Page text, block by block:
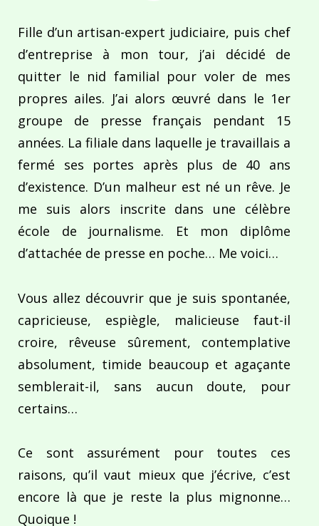
Fille d’un artisan-expert judiciaire, puis chef
d’entreprise à mon tour, j’ai décidé de
quitter le nid familial pour voler de mes
propres ailes. J’ai alors œuvré dans le 1er
groupe de presse français pendant 15
années. La filiale dans laquelle je travaillais a
fermé ses portes après plus de 40 ans
d’existence. D’un malheur est né un rêve. Je
me suis alors inscrite dans une célèbre
école de journalisme. Et mon diplôme
d’attachée de presse en poche… Me voici…
Vous allez découvrir que je suis spontanée,
capricieuse, espiègle, malicieuse faut-il
croire, rêveuse sûrement, contemplative
absolument, timide beaucoup et agaçante
semblerait-il, sans aucun doute, pour
certains…
Ce sont assurément pour toutes ces
raisons, qu’il vaut mieux que j’écrive, c’est
encore là que je reste la plus mignonne…
Quoique !